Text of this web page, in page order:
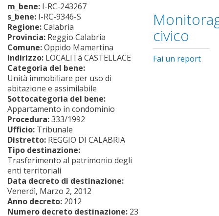
m_bene: I-RC-243267
s_bene: I-RC-9346-S
Regione:Calabria
Provincia: Reggio Calabria
Comune:Oppido Mamertina
Indirizzo: LOCALITà CASTELLACE
Categoria del bene:
Unità immobiliare per uso di
abitazione e assimilabile
Sottocategoria del bene:
Appartamento in condominio
Procedura:333/1992
Ufficio: Tribunale
Distretto: REGGIO DI CALABRIA
Tipo destinazione:
Trasferimento al patrimonio degli
enti territoriali
Data decreto di destinazione:
Venerdì, Marzo 2, 2012
Anno decreto: 2012
Numero decreto destinazione: 23
civico
Fai un report